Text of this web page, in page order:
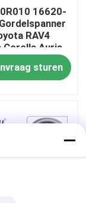
16620-
RAV4
Corolla Auris
sturen